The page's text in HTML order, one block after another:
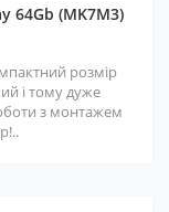
64Gb (MK7M3)
розмір
і тому дуже
з монтажем